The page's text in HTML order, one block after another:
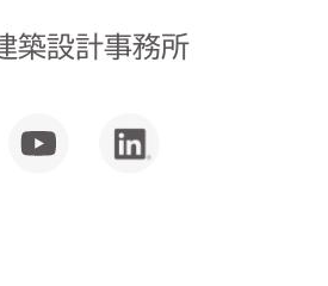
築設計事務所